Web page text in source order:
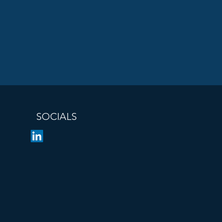
SOCIALS